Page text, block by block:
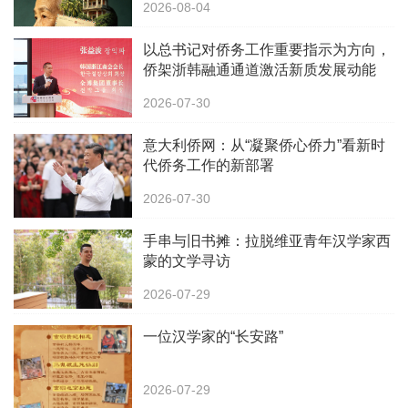
2026-08-04
以总书记对侨务工作重要指示为方向，
侨架浙韩融通通道激活新质发展动能
2026-07-30
意大利侨网：从“凝聚侨心侨力”看新时
代侨务工作的新部署
2026-07-30
手串与旧书摊：拉脱维亚青年汉学家西
蒙的文学寻访
2026-07-29
一位汉学家的“长安路”
2026-07-29